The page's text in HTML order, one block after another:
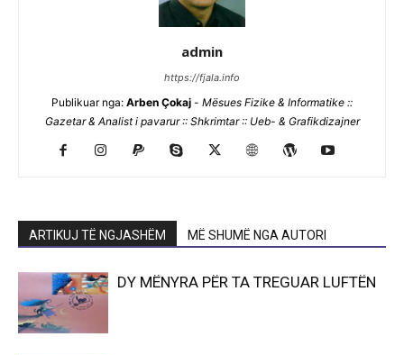
admin
https://fjala.info
Publikuar nga: Arben Çokaj - Mësues Fizike & Informatike ::
Gazetar & Analist i pavarur :: Shkrimtar :: Ueb- & Grafikdizajner
ARTIKUJ TË NGJASHËM MË SHUMË NGA AUTORI
DY MËNYRA PËR TA TREGUAR LUFTËN